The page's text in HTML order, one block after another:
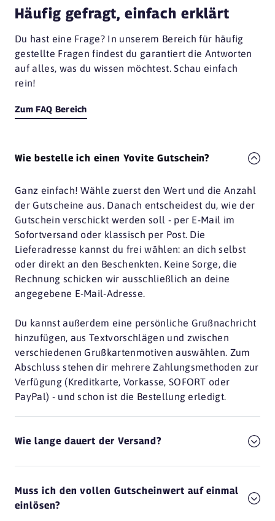
Häufig gefragt, einfach erklärt
Du hast eine Frage? In unserem Bereich für häufig
gestellte Fragen findest du garantiert die Antworten
auf alles, was du wissen möchtest. Schau einfach
rein!
Zum FAQ Bereich
Wie bestelle ich einen Yovite Gutschein?
Ganz einfach! Wähle zuerst den Wert und die Anzahl
der Gutscheine aus. Danach entscheidest du, wie der
Gutschein verschickt werden soll - per E-Mail im
Sofortversand oder klassisch per Post. Die
Lieferadresse kannst du frei wählen: an dich selbst
oder direkt an den Beschenkten. Keine Sorge, die
Rechnung schicken wir ausschließlich an deine
angegebene E-Mail-Adresse.
Du kannst außerdem eine persönliche Grußnachricht
hinzufügen, aus Textvorschlägen und zwischen
verschiedenen Grußkartenmotiven auswählen. Zum
Abschluss stehen dir mehrere Zahlungsmethoden zur
Verfügung (Kreditkarte, Vorkasse, SOFORT oder
PayPal) - und schon ist die Bestellung erledigt.
Wie lange dauert der Versand?
Muss ich den vollen Gutscheinwert auf einmal
einlösen?